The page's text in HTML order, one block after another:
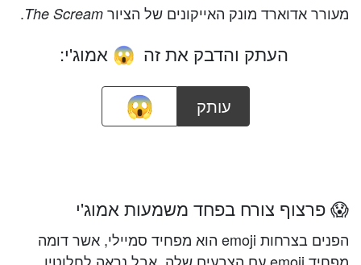
מעורר אדוארד מונק האייקונים של הציור The Scream
.
העתק והדבק את זה 😱 אמוג'י:
עותק
😱 פרצוף צורח בפחד משמעות אמוג'י
הפנים בצרחות emoji הוא מפחיד סמיילי, אשר דומה